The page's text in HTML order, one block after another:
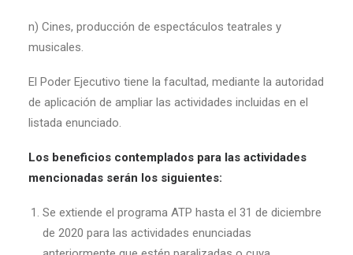
n) Cines, producción de espectáculos teatrales y
musicales.
El Poder Ejecutivo tiene la facultad, mediante la autoridad
de aplicación de ampliar las actividades incluidas en el
listada enunciado.
Los beneficios contemplados para las actividades
mencionadas serán los siguientes:
Se extiende el programa ATP hasta el 31 de diciembre
de 2020 para las actividades enunciadas